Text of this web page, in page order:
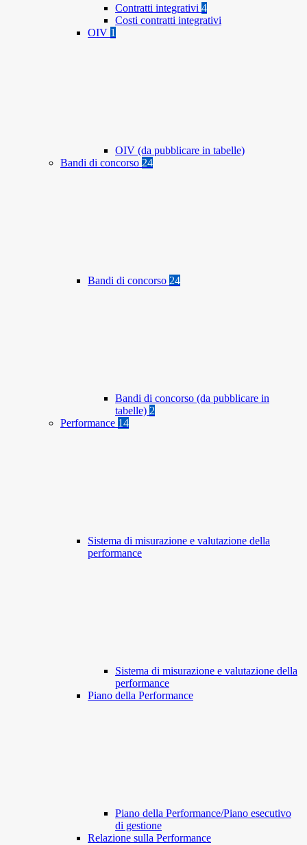
Contratti integrativi 4
Costi contratti integrativi
OIV 1
OIV (da pubblicare in tabelle)
Bandi di concorso 24
Bandi di concorso 24
Bandi di concorso (da pubblicare in
tabelle) 2
Performance 14
Sistema di misurazione e valutazione della
performance
Sistema di misurazione e valutazione della
performance
Piano della Performance
Piano della Performance/Piano esecutivo
di gestione
Relazione sulla Performance